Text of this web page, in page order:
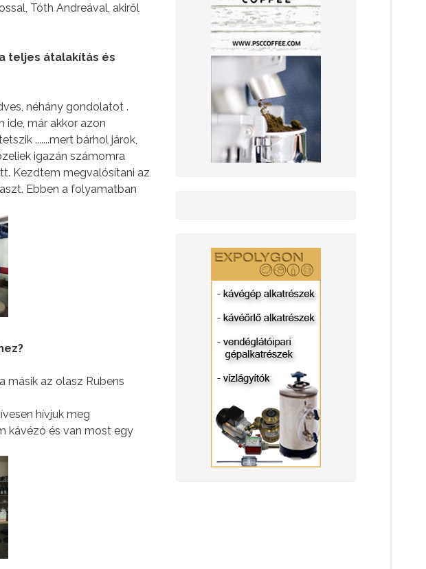
Tóth Andreával, akiről
teljes átalakítás és
néhány gondolatot .
ide, már akkor azon
.......mert bárhol járok,
igazán számomra
Kezdtem megvalósítani az
Ebben a folyamatban
másik az olasz Rubens
hívjuk meg
kávézó és van most egy